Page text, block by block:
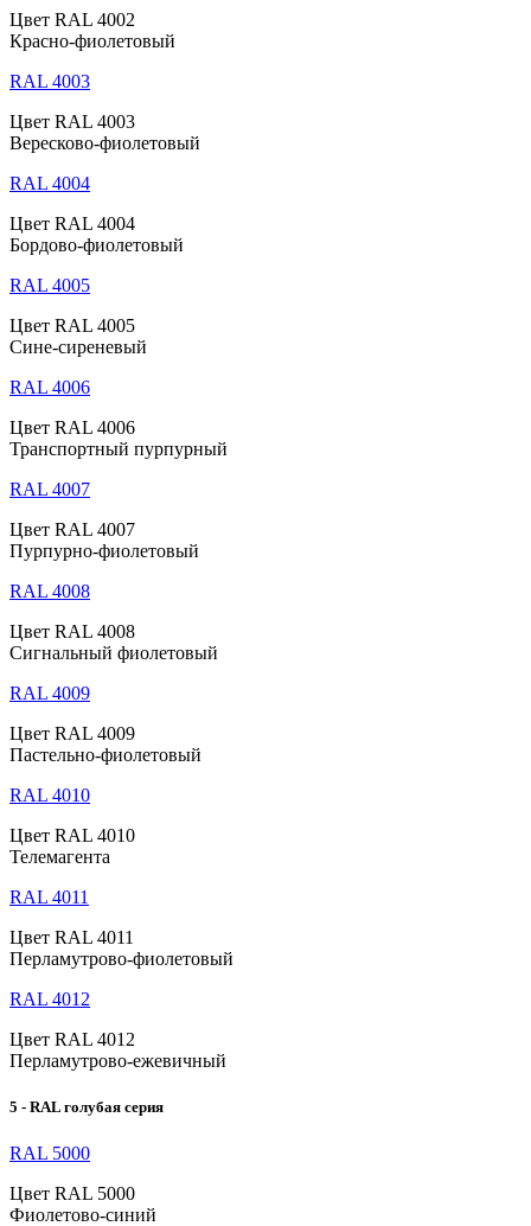
Цвет RAL 4002
Красно-фиолетовый
RAL 4003
Цвет RAL 4003
Вересково-фиолетовый
RAL 4004
Цвет RAL 4004
Бордово-фиолетовый
RAL 4005
Цвет RAL 4005
Сине-сиреневый
RAL 4006
Цвет RAL 4006
Транспортный пурпурный
RAL 4007
Цвет RAL 4007
Пурпурно-фиолетовый
RAL 4008
Цвет RAL 4008
Сигнальный фиолетовый
RAL 4009
Цвет RAL 4009
Пастельно-фиолетовый
RAL 4010
Цвет RAL 4010
Телемагента
RAL 4011
Цвет RAL 4011
Перламутрово-фиолетовый
RAL 4012
Цвет RAL 4012
Перламутрово-ежевичный
5 - RAL голубая серия
RAL 5000
Цвет RAL 5000
Фиолетово-синий